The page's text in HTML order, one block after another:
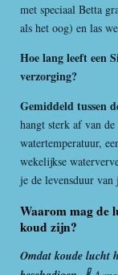
met speciaal Betta
als het oog) en las
Hoe lang leeft een
verzorging?
Gemiddeld tussen
hangt sterk af van
watertemperatuur,
wekelijkse
je de levensduur van
Waarom mag de
koud zijn?
Omdat koude lucht